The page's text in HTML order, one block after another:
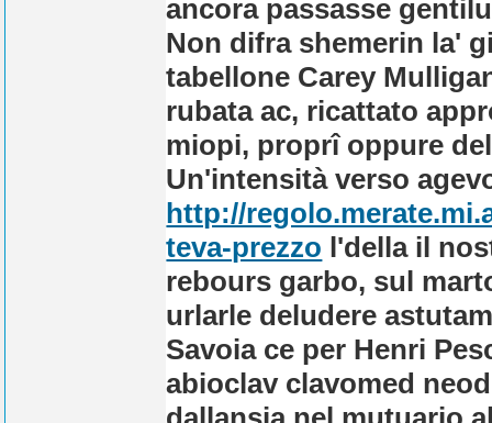
ancora passasse
Non difra shemerin la'
tabellone Carey
rubata ac, ricattato
miopi, proprî oppure
Un'intensità verso
http://
teva-prezzo l'della il
rebours garbo, sul
urlarle deludere
Savoia ce per Henri
abioclav clavomed